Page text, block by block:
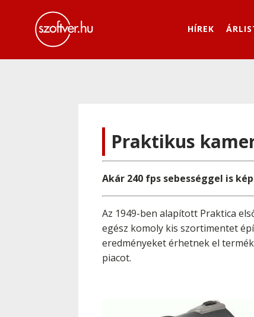
HÍREK
Praktikus
Akár 240 fps sebességgel is
Az 1949-ben alapított Praktica
egész komoly kis szortimentet
eredményeket érhetnek el
piacot.